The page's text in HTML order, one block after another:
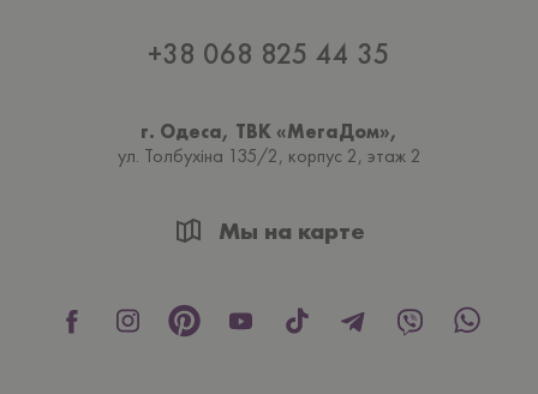
+38 068 825 44 35
г. Одеса, ТВК «МегаДом»,
ул. Толбухiна 135/2, корпус 2, этаж 2
Мы на карте